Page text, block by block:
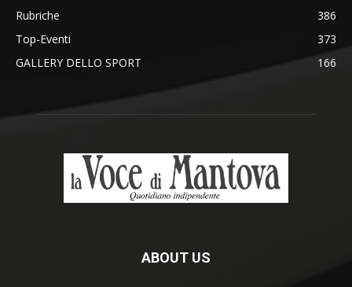
Rubriche
386
Top-Eventi
373
GALLERY DELLO SPORT
166
ABOUT US